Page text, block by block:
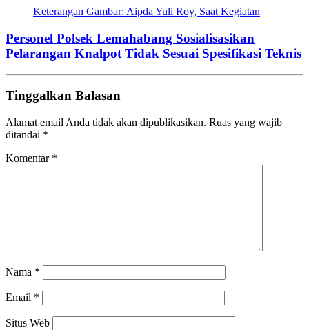
Keterangan Gambar: Aipda Yuli Roy, Saat Kegiatan
Personel Polsek Lemahabang Sosialisasikan
Pelarangan Knalpot Tidak Sesuai Spesifikasi Teknis
Tinggalkan Balasan
Alamat email Anda tidak akan dipublikasikan. Ruas yang wajib
ditandai *
Komentar *
Nama *
Email *
Situs Web